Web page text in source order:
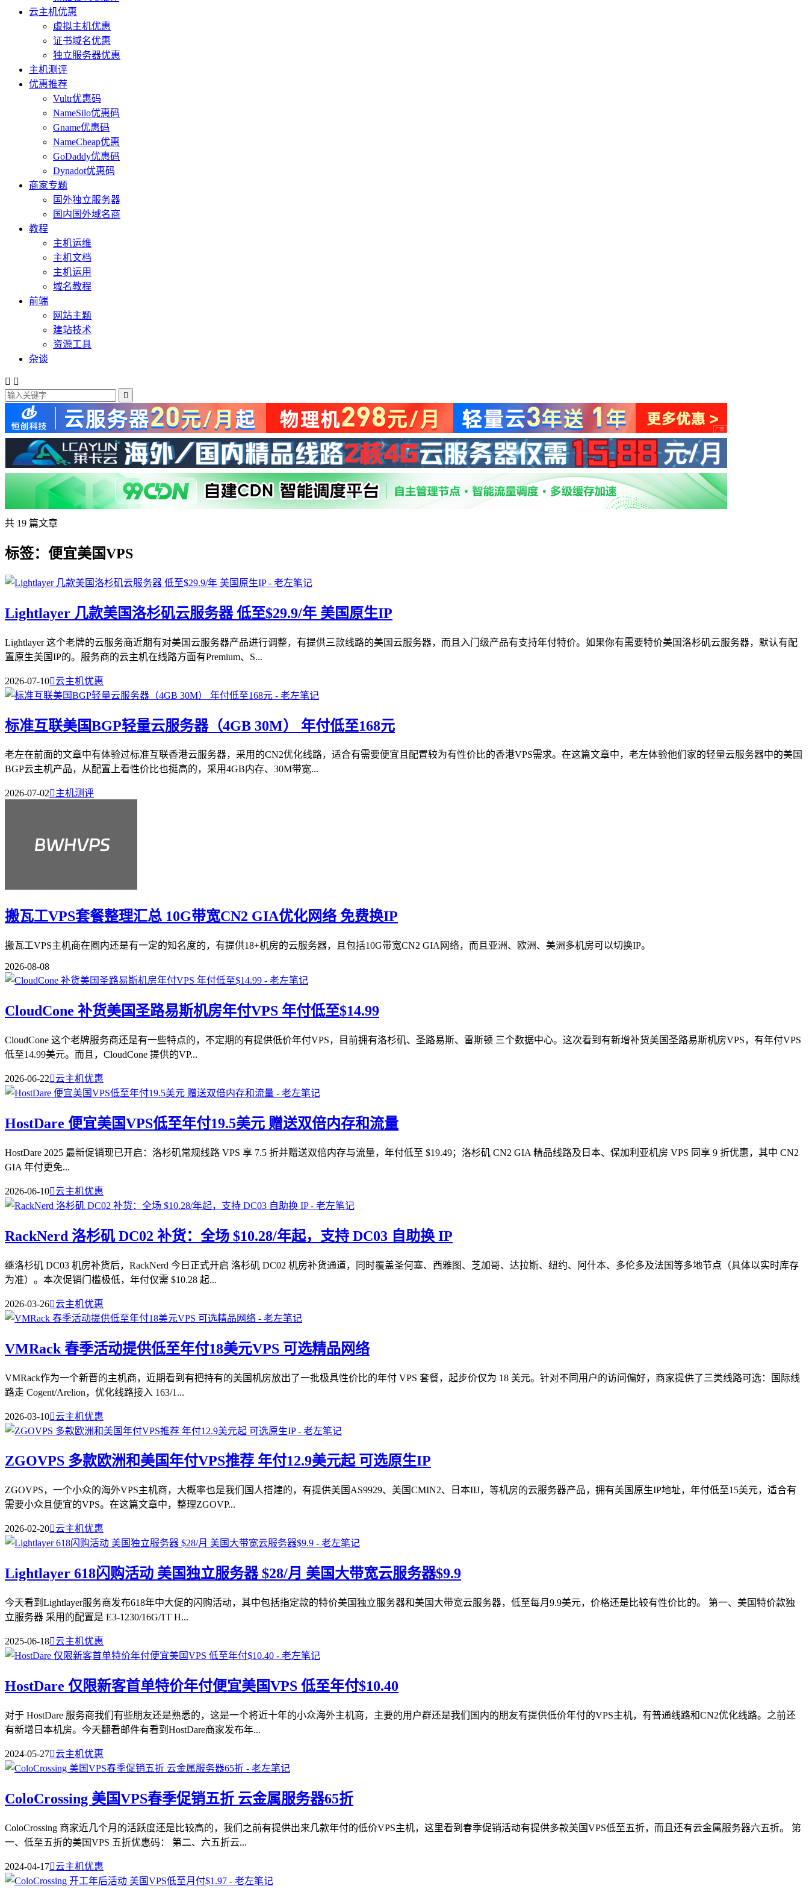
云主机优惠
虚拟主机优惠
证书域名优惠
独立服务器优惠
主机测评
优惠推荐
Vultr优惠码
NameSilo优惠码
Gname优惠码
NameCheap优惠
GoDaddy优惠码
Dynadot优惠码
商家专题
国外独立服务器
国内国外域名商
教程
主机运维
主机文档
主机运用
域名教程
前端
网站主题
建站技术
资源工具
杂谈
 

共 19 篇文章
标签：便宜美国VPS
Lightlayer 几款美国洛杉矶云服务器 低至$29.9/年 美国原生IP
Lightlayer 这个老牌的云服务商近期有对美国云服务器产品进行调整，有提供三款线路的美国云服务器，而且入门级产品有支持年付特价。如果你有需要特价美国洛杉矶云服务器，默认有配
置原生美国IP的。服务商的云主机在线路方面有Premium、S...
2026-07-10云主机优惠
标准互联美国BGP轻量云服务器（4GB 30M） 年付低至168元
老左在前面的文章中有体验过标准互联香港云服务器，采用的CN2优化线路，适合有需要便宜且配置较为有性价比的香港VPS需求。在这篇文章中，老左体验他们家的轻量云服务器中的美国
BGP云主机产品，从配置上看性价比也挺高的，采用4GB内存、30M带宽...
2026-07-02主机测评
搬瓦工VPS套餐整理汇总 10G带宽CN2 GIA优化网络 免费换IP
搬瓦工VPS主机商在圈内还是有一定的知名度的，有提供18+机房的云服务器，且包括10G带宽CN2 GIA网络，而且亚洲、欧洲、美洲多机房可以切换IP。
2026-08-08
CloudCone 补货美国圣路易斯机房年付VPS 年付低至$14.99
CloudCone 这个老牌服务商还是有一些特点的，不定期的有提供低价年付VPS，目前拥有洛杉矶、圣路易斯、雷斯顿 三个数据中心。这次看到有新增补货美国圣路易斯机房VPS，有年付VPS
低至14.99美元。而且，CloudCone 提供的VP...
2026-06-22云主机优惠
HostDare 便宜美国VPS低至年付19.5美元 赠送双倍内存和流量
HostDare 2025 最新促销现已开启：洛杉矶常规线路 VPS 享 7.5 折并赠送双倍内存与流量，年付低至 $19.49；洛杉矶 CN2 GIA 精品线路及日本、保加利亚机房 VPS 同享 9 折优惠，其中 CN2
GIA 年付更免...
2026-06-10云主机优惠
RackNerd 洛杉矶 DC02 补货：全场 $10.28/年起，支持 DC03 自助换 IP
继洛杉矶 DC03 机房补货后，RackNerd 今日正式开启 洛杉矶 DC02 机房补货通道，同时覆盖圣何塞、西雅图、芝加哥、达拉斯、纽约、阿什本、多伦多及法国等多地节点（具体以实时库存
为准）。本次促销门槛极低，年付仅需 $10.28 起...
2026-03-26云主机优惠
VMRack 春季活动提供低至年付18美元VPS 可选精品网络
VMRack作为一个新晋的主机商，近期看到有把持有的美国机房放出了一批极具性价比的年付 VPS 套餐，起步价仅为 18 美元。针对不同用户的访问偏好，商家提供了三类线路可选：国际线
路走 Cogent/Arelion，优化线路接入 163/1...
2026-03-10云主机优惠
ZGOVPS 多款欧洲和美国年付VPS推荐 年付12.9美元起 可选原生IP
ZGOVPS，一个小众的海外VPS主机商，大概率也是我们国人搭建的，有提供美国AS9929、美国CMIN2、日本IIJ，等机房的云服务器产品，拥有美国原生IP地址，年付低至15美元，适合有
需要小众且便宜的VPS。在这篇文章中，整理ZGOVP...
2026-02-20云主机优惠
Lightlayer 618闪购活动 美国独立服务器 $28/月 美国大带宽云服务器$9.9
今天看到Lightlayer服务商发布618年中大促的闪购活动，其中包括指定款的特价美国独立服务器和美国大带宽云服务器，低至每月9.9美元，价格还是比较有性价比的。 第一、美国特价款独
立服务器 采用的配置是 E3-1230/16G/1T H...
2025-06-18云主机优惠
HostDare 仅限新客首单特价年付便宜美国VPS 低至年付$10.40
对于 HostDare 服务商我们有些朋友还是熟悉的，这是一个将近十年的小众海外主机商，主要的用户群还是我们国内的朋友有提供低价年付的VPS主机，有普通线路和CN2优化线路。之前还
有新增日本机房。今天翻看邮件有看到HostDare商家发布年...
2024-05-27云主机优惠
ColoCrossing 美国VPS春季促销五折 云金属服务器65折
ColoCrossing 商家近几个月的活跃度还是比较高的，我们之前有提供出来几款年付的低价VPS主机，这里看到春季促销活动有提供多款美国VPS低至五折，而且还有云金属服务器六五折。 第
一、低至五折的美国VPS 五折优惠码： 第二、六五折云...
2024-04-17云主机优惠